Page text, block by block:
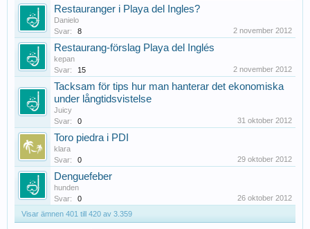
Restauranger i Playa del Ingles?
Danielo
Svar:
8 2 november 2012
Restaurang-förslag Playa del Inglés
kepan
Svar:
15 2 november 2012
Tacksam för tips hur man hanterar det ekonomiska
under långtidsvistelse
Juicy
Svar:
0 31 oktober 2012
Toro piedra i PDI
klara
Svar:
0 29 oktober 2012
Denguefeber
hunden
Svar:
0
26 oktober 2012
Visar ämnen 401 till 420 av 3.359